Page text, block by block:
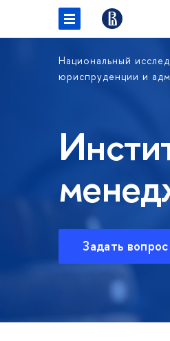
Национальный
юриспруденции и
Задать вопрос